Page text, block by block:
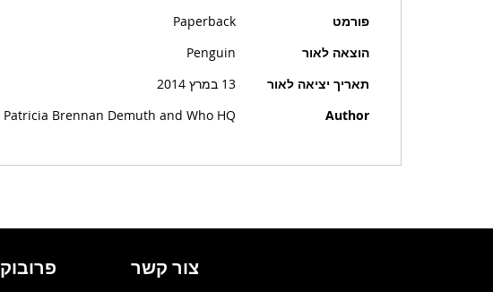
פורמט
Paperback
הוצאה לאור
Penguin
תאריך יציאה לאור
13 במרץ 2014
Author
Patricia Brennan Demuth and Who HQ
צור קשר פרובוק